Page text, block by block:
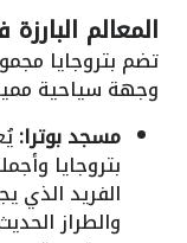
المعالم
تضم بتروجايا
وجهة سياحية
مسجد بوترا:
بتروجايا
الفريد الذي